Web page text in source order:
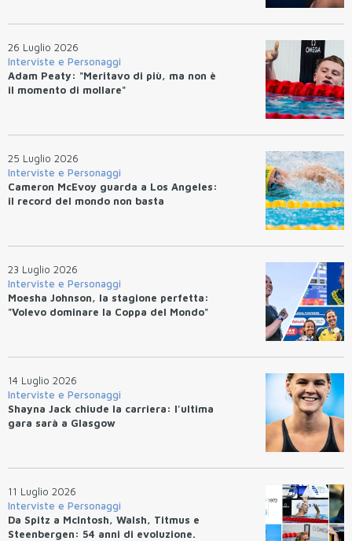
26 Luglio 2026
Interviste e Personaggi
Adam Peaty: "Meritavo di più, ma non è
il momento di mollare"
25 Luglio 2026
Interviste e Personaggi
Cameron McEvoy guarda a Los Angeles:
il record del mondo non basta
23 Luglio 2026
Interviste e Personaggi
Moesha Johnson, la stagione perfetta:
"Volevo dominare la Coppa del Mondo"
14 Luglio 2026
Interviste e Personaggi
Shayna Jack chiude la carriera: l'ultima
gara sarà a Glasgow
11 Luglio 2026
Interviste e Personaggi
Da Spitz a McIntosh, Walsh, Titmus e
Steenbergen: 54 anni di evoluzione.